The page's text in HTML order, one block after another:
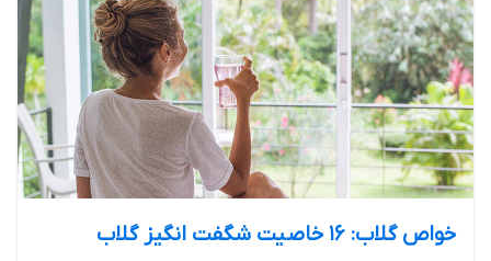
خواص گلاب: 16 خاصیت شگفت انگیز گلاب